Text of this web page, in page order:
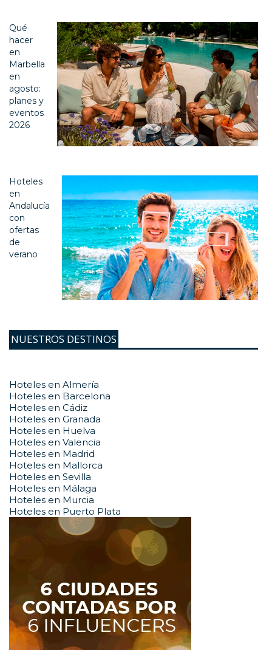
Qué
hacer
en
Marbella
en
agosto:
planes y
eventos
2026
Hoteles
en
Andalucía
con
ofertas
de
verano
NUESTROS DESTINOS
Hoteles en Almería
Hoteles en Barcelona
Hoteles en Cádiz
Hoteles en Granada
Hoteles en Huelva
Hoteles en Valencia
Hoteles en Madrid
Hoteles en Mallorca
Hoteles en Sevilla
Hoteles en Málaga
Hoteles en Murcia
Hoteles en Puerto Plata